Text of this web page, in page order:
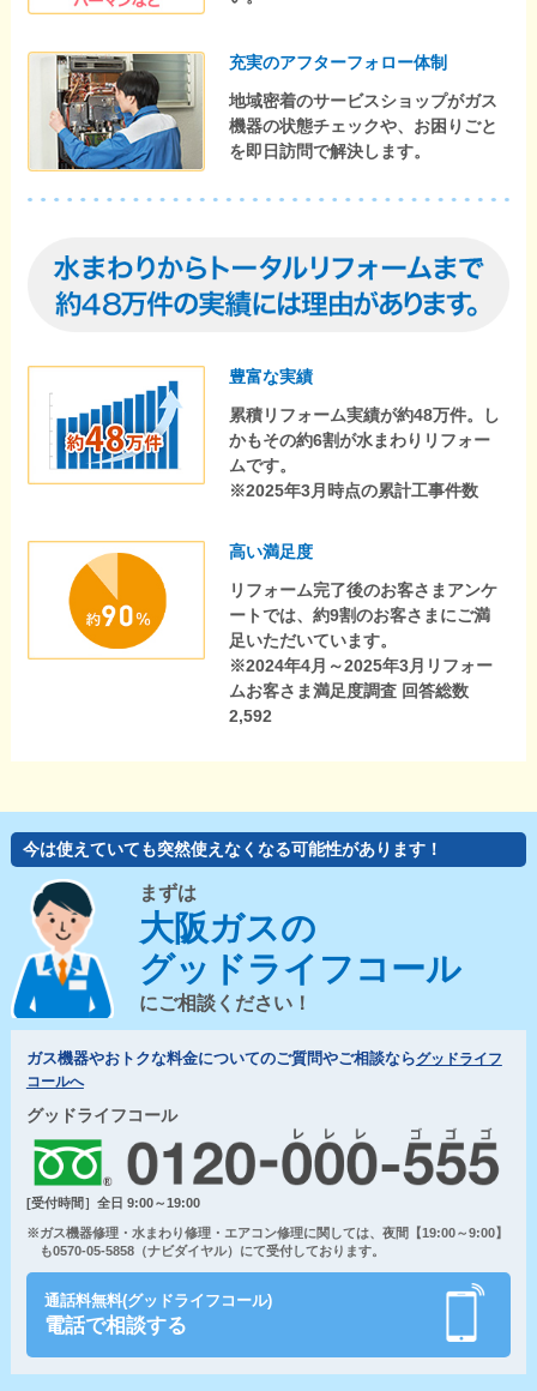
充実のアフターフォロー体制
地域密着のサービスショップがガス
機器の状態チェックや、お困りごと
を即日訪問で解決します。
豊富な実績
累積リフォーム実績が約48万件。し
かもその約6割が水まわりリフォー
ムです。
※2025年3月時点の累計工事件数
高い満足度
リフォーム完了後のお客さまアンケ
ートでは、約9割のお客さまにご満
足いただいています。
※2024年4月～2025年3月リフォー
ムお客さま満足度調査 回答総数
2,592
今は使えていても突然使えなくなる可能性があります！
まずは
大阪ガスの
グッドライフコール
にご相談ください！
ガス機器やおトクな料金についてのご質問やご相談ならグッドライフ
コールへ
グッドライフコール
[受付時間］全日 9:00～19:00
※ガス機器修理・水まわり修理・エアコン修理に関しては、夜間【19:00～9:00】
も0570-05-5858（ナビダイヤル）にて受付しております。
通話料無料(グッドライフコール)
電話で相談する